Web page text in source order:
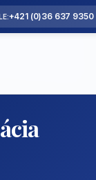
+421 (0)36 637 9350